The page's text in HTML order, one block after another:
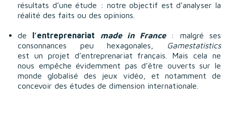
résultats d’une étude : notre objectif est d’analyser la
réalité des faits ou des opinions.
de l’entreprenariat made in France
: malgré ses
consonnances peu hexagonales,
Gamestatistics
est un projet d’entreprenariat français. Mais cela ne
nous empêche évidemment pas d’être ouverts sur le
monde globalisé des jeux vidéo, et notamment de
concevoir des études de dimension internationale.